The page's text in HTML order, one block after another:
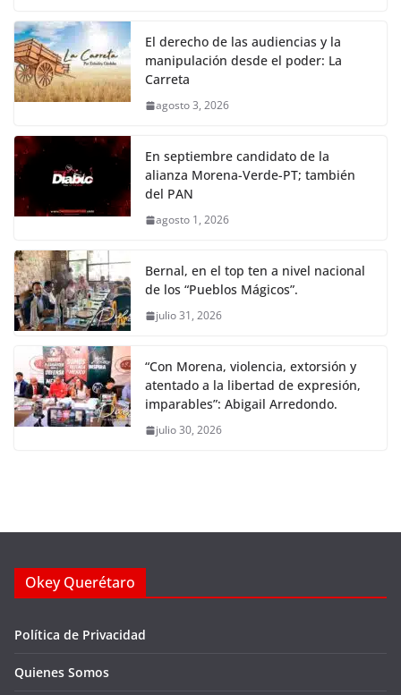
El derecho de las audiencias y la
manipulación desde el poder: La
Carreta
agosto 3, 2026
En septiembre candidato de la
alianza Morena-Verde-PT; también
del PAN
agosto 1, 2026
Bernal, en el top ten a nivel nacional
de los “Pueblos Mágicos”.
julio 31, 2026
“Con Morena, violencia, extorsión y
atentado a la libertad de expresión,
imparables”: Abigail Arredondo.
julio 30, 2026
Okey Querétaro
Política de Privacidad
Quienes Somos